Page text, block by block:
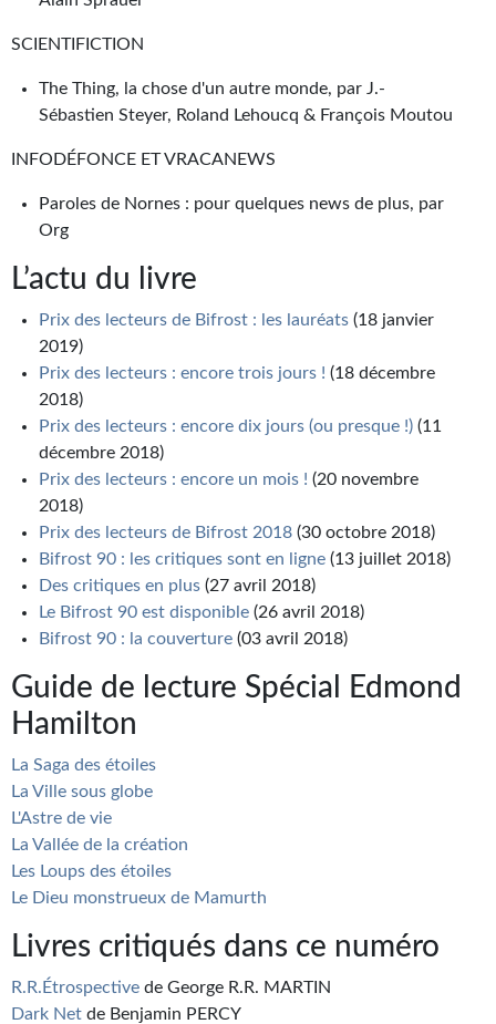
SCIENTIFICTION
The Thing, la chose d'un autre monde, par J.-
Sébastien Steyer, Roland Lehoucq & François Moutou
INFODÉFONCE ET VRACANEWS
Paroles de Nornes : pour quelques news de plus, par
Org
L’actu du livre
Prix des lecteurs de Bifrost : les lauréats (18 janvier
2019)
Prix des lecteurs : encore trois jours ! (18 décembre
2018)
Prix des lecteurs : encore dix jours (ou presque !) (11
décembre 2018)
Prix des lecteurs : encore un mois ! (20 novembre
2018)
Prix des lecteurs de Bifrost 2018 (30 octobre 2018)
Bifrost 90 : les critiques sont en ligne (13 juillet 2018)
Des critiques en plus (27 avril 2018)
Le Bifrost 90 est disponible (26 avril 2018)
Bifrost 90 : la couverture (03 avril 2018)
Guide de lecture Spécial Edmond
Hamilton
La Saga des étoiles
La Ville sous globe
L'Astre de vie
La Vallée de la création
Les Loups des étoiles
Le Dieu monstrueux de Mamurth
Livres critiqués dans ce numéro
R.R.Étrospective de George R.R. MARTIN
Dark Net de Benjamin PERCY